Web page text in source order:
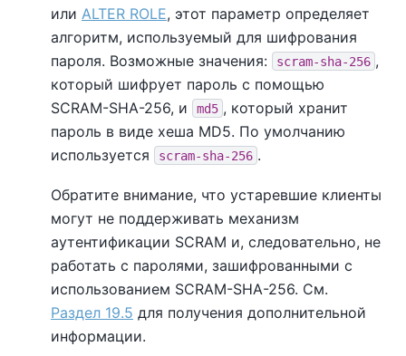
или ALTER ROLE, этот параметр определяет
алгоритм, используемый для шифрования
пароля. Возможные значения:
scram-sha-256 ,
который шифрует пароль с помощью
SCRAM-SHA-256, и
md5 , который хранит
пароль в виде хеша MD5. По умолчанию
используется
scram-sha-256 .
Обратите внимание, что устаревшие клиенты
могут не поддерживать механизм
аутентификации SCRAM и, следовательно, не
работать с паролями, зашифрованными с
использованием SCRAM-SHA-256. См.
Раздел 19.5 для получения дополнительной
информации.